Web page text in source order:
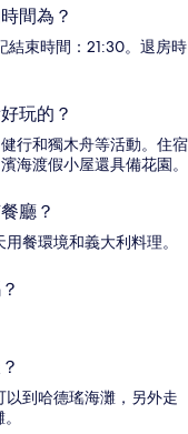
間為？
結束時間：21:30。退房時
玩的？
行和獨木舟等活動。住宿
海渡假小屋還具備花園。
廳？
餐環境和義大利料理。
以到哈德瑤海灘，另外走